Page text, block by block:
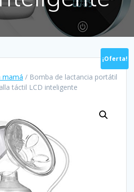
mamá / Bomba de lactancia portátil
táctil LCD inteligente
¡Oferta!